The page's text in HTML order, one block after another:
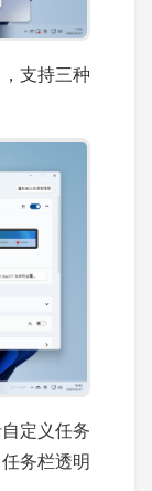
支持三种
定义任务
务栏透明